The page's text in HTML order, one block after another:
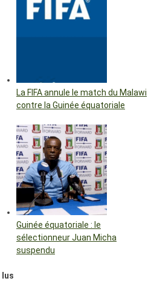
La FIFA annule le match du Malawi
contre la Guinée équatoriale
Guinée équatoriale : le
sélectionneur Juan Micha
suspendu
lus